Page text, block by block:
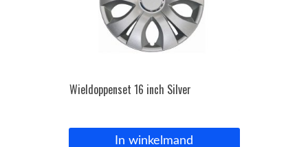
Wieldoppenset 16 inch Silver
In winkelmand